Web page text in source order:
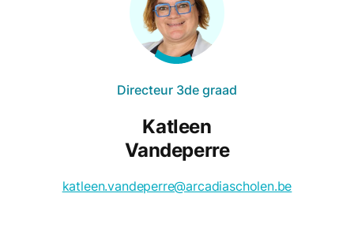
Directeur 3de graad
Katleen
Vandeperre
katleen.vandeperre@arcadiascholen.be